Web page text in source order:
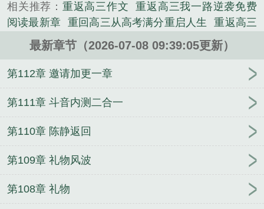
《重返高三，满仓抄底狂赚百亿》是施安拌面精心创
作的都市类小说。
相关推荐： 重返高三作文
重返高三我一路逆袭免费
阅读最新章
重回高三从高考满分重启人生
重返高三
满仓抄底狂赚百亿动画
重返高三满仓抄底全文免费
重回高三夏今
满仓抄底狂赚百亿
圈
重返高三年转百亿
重回高三
底狂赚百亿 满仓抄底狂赚百亿免费
重返高三满仓抄
厚土之王金生 侯府来了个小阎王，满朝权贵争又抢
她二嫁财阀爽翻了
贵族学院小人鱼，疯批
男主们求抱
八
零随军：绝嗣大佬爆宠好孕娇妻
雷奥尼克
最新章节（2026-07-08 09:39:05更新）
第112章 邀请加更一章
第111章 斗音内测二合一
第110章 陈静返回
第109章 礼物风波
第108章 礼物